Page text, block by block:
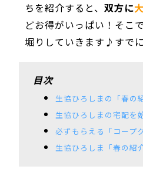
ちを紹介すると、 双方に
どお得がいっぱい！そこ
堀りしていきます♪すで
目次
生協ひろしまの「春の
生協ひろしまの宅配を
必ずもらえる「コープ
生協ひろしま「春の紹